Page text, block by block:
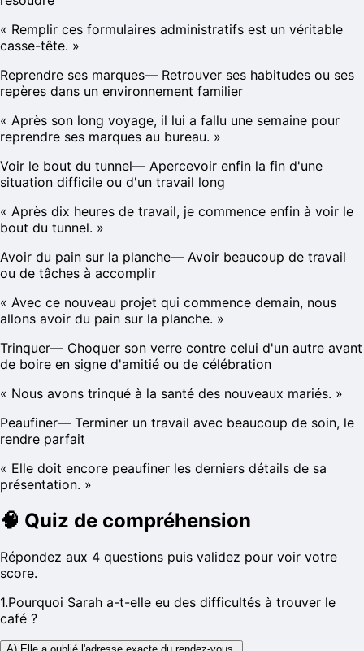
« Remplir ces formulaires administratifs est un véritable
casse-tête. »
Reprendre ses marques— Retrouver ses habitudes ou ses
repères dans un environnement familier
« Après son long voyage, il lui a fallu une semaine pour
reprendre ses marques au bureau. »
Voir le bout du tunnel— Apercevoir enfin la fin d'une
situation difficile ou d'un travail long
« Après dix heures de travail, je commence enfin à voir le
bout du tunnel. »
Avoir du pain sur la planche— Avoir beaucoup de travail
ou de tâches à accomplir
« Avec ce nouveau projet qui commence demain, nous
allons avoir du pain sur la planche. »
Trinquer— Choquer son verre contre celui d'un autre avant
de boire en signe d'amitié ou de célébration
« Nous avons trinqué à la santé des nouveaux mariés. »
Peaufiner— Terminer un travail avec beaucoup de soin, le
rendre parfait
« Elle doit encore peaufiner les derniers détails de sa
présentation. »
🧠 Quiz de compréhension
Répondez aux 4 questions puis validez pour voir votre
score.
1.Pourquoi Sarah a-t-elle eu des difficultés à trouver le
café ?